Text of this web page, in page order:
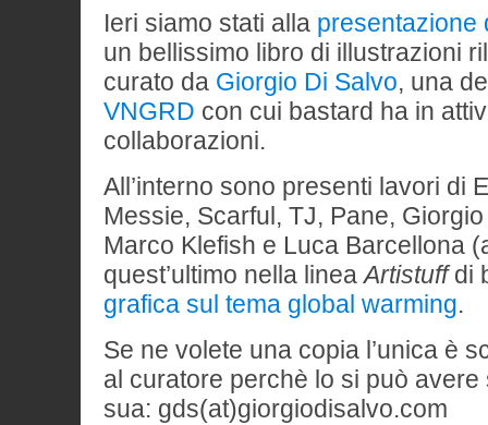
Ieri siamo stati alla presentazione
un bellissimo libro di illustrazioni
curato da Giorgio Di Salvo, una
VNGRD con cui bastard ha in
collaborazioni.
All’interno sono presenti lavori di
Messie, Scarful, TJ, Pane,
Marco Klefish e Luca Barcellona
quest’ultimo nella lineaArtistuffdi
grafica sul tema global warming.
Se ne volete una copia l’unica è
al curatore perchè lo si può
sua: gds(at)giorgiodisalvo.com